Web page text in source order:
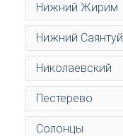
Нижний Жирим
Нижний Саянтуй
Николаевский
Пестерево
Солонцы